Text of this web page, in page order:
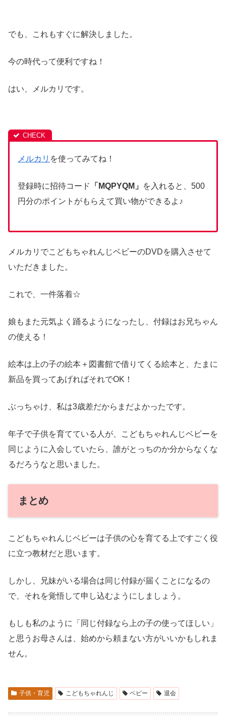
でも、これもすぐに解決しました。
今の時代って便利ですね！
はい、メルカリです。
メルカリ を使ってみてね！
登録時に招待コード 「MQPYQM」
を入れると、500
円分のポイントがもらえて買い物ができるよ♪
メルカリでこどもちゃれんじベビーのDVDを購入させて
いただきました。
これで、一件落着☆
娘もまた元気よく踊るようになったし、付録はお兄ちゃん
の使える！
絵本は上の子の絵本＋図書館で借りてくる絵本と、たまに
新品を買ってあげればそれでOK！
ぶっちゃけ、私は3歳差だからまだよかったです。
年子で子供を育てている人が、こどもちゃれんじベビーを
同じように入会していたら、誰がとっちのか分からなくな
るだろうなと思いました。
まとめ
こどもちゃれんじベビーは子供の心を育てる上ですごく役
に立つ教材だと思います。
しかし、兄妹がいる場合は同じ付録が届くことになるの
で、それを覚悟して申し込むようにしましょう。
もしも私のように「同じ付録なら上の子の使ってほしい」
と思うお母さんは、始めから頼まない方がいいかもしれま
せん。
子供・育児 こどもちゃれんじ ベビー 退会